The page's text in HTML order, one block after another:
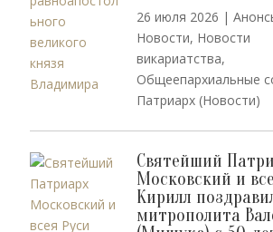
26 июля 2026 |
Новости, Новости
викариатства,
Общеепархиальные
Патриарх (Новости)
Святейший
Московский и
Кирилл
митрополита